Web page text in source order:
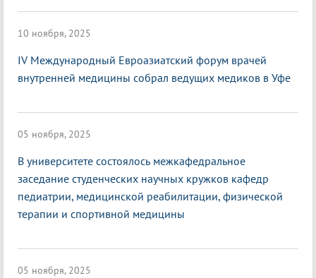
10 ноября, 2025
IV Международный Евроазиатский форум врачей
внутренней медицины собрал ведущих медиков в Уфе
05 ноября, 2025
В университете состоялось межкафедральное
заседание студенческих научных кружков кафедр
педиатрии, медицинской реабилитации, физической
терапии и спортивной медицины
05 ноября, 2025